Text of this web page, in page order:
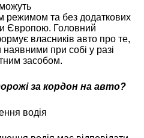
режимом та без додаткових
Європою. Головний
власників авто про те,
при собі у разі
засобом.
за кордон на авто?
водія